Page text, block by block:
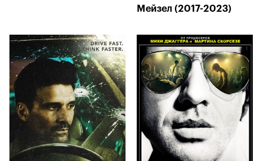
Мейзел (2017-2023)